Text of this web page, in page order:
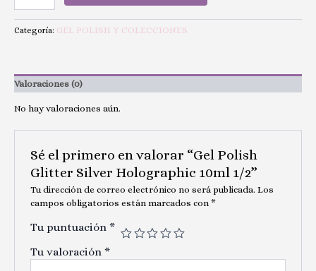
Categoría: GEL POLISH Y COLECCIONES
Valoraciones (0)
No hay valoraciones aún.
Sé el primero en valorar “Gel Polish
Glitter Silver Holographic 10ml 1/2”
Tu dirección de correo electrónico no será publicada. Los
campos obligatorios están marcados con *
Tu puntuación *
Tu valoración *